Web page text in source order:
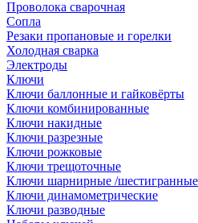
Проволока сварочная
Сопла
Резаки пропановые и горелки
Холодная сварка
Электроды
Ключи
Ключи баллонные и гайковёрты
Ключи комбинированные
Ключи накидные
Ключи разрезные
Ключи рожковые
Ключи трещоточные
Ключи шарнирные /шестигранные
Ключи динамометрические
Ключи разводные